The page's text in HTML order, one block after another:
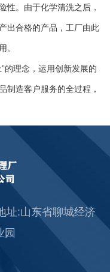
性。由于化学清洗之后，
出合格的产品，工厂由此
。
的理念，运用创新发展的
制造客户服务的全过程，
址:山东省聊城经济
园